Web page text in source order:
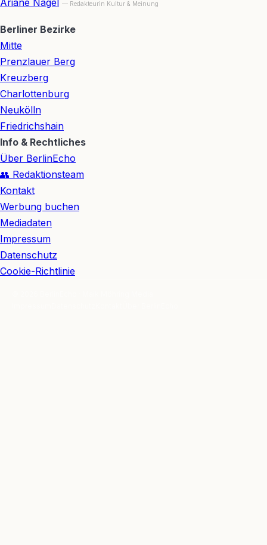
— Redakteurin Kultur & Meinung
Berliner Bezirke
Mitte
Prenzlauer Berg
Kreuzberg
Charlottenburg
Neukölln
Friedrichshain
Info & Rechtliches
Über BerlinEcho
👥 Redaktionsteam
Kontakt
Werbung buchen
Mediadaten
Impressum
Datenschutz
Cookie-Richtlinie